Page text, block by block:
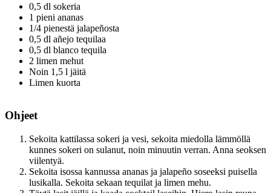
0,5 dl sokeria
1 pieni ananas
1/4 pienestä jalapeñosta
0,5 dl añejo tequilaa
0,5 dl blanco tequila
2 limen mehut
Noin 1,5 l jäitä
Limen kuorta
Ohjeet
Sekoita kattilassa sokeri ja vesi, sekoita miedolla lämmöllä
kunnes sokeri on sulanut, noin minuutin verran. Anna seoksen
viilentyä.
Sekoita isossa kannussa ananas ja jalapeño soseeksi puisella
lusikalla. Sekoita sekaan tequilat ja limen mehu.